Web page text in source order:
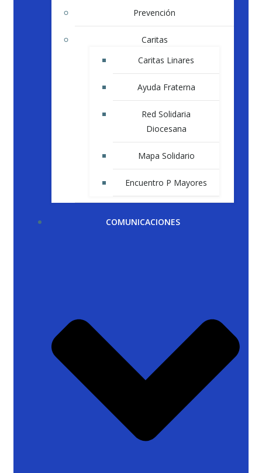
Prevención
Caritas
Caritas Linares
Ayuda Fraterna
Red Solidaria
Diocesana
Mapa Solidario
Encuentro P Mayores
COMUNICACIONES